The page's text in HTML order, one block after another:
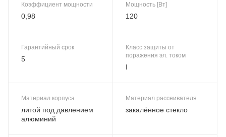
Коэффициент мощности
0,98
Мощность [Вт]
120
Гарантийный срок
5
Класс защиты от
поражения эл. током
I
Материал корпуса
литой под давлением
алюминий
Материал рассеивателя
закалённое стекло